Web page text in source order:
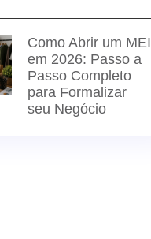
Como Abrir um MEI
em 2026: Passo a
Passo Completo
para Formalizar
seu Negócio